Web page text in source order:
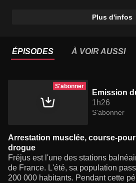
Plus d'infos
ÉPISODES À VOIR AUSSI
S'abonner
Emission
1h26
S'abonner
Arrestation musclée, course-
drogue
Fréjus est l'une des stations
de France. L'été, sa population
200 000 habitants. Pendant cette